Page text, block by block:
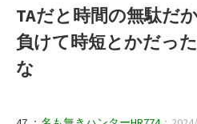
TAだと時間の無駄だ
負けて時短とかだっ
な